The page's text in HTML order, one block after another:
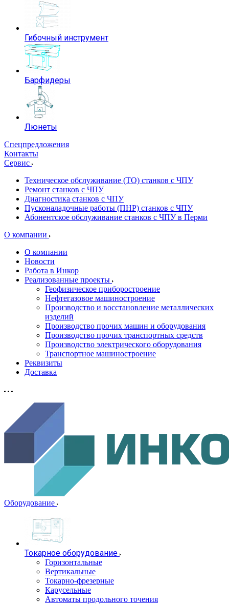
Гибочный инструмент
Барфидеры
Люнеты
Спецпредложения
Контакты
Сервис
Техническое обслуживание (ТО) станков с ЧПУ
Ремонт станков с ЧПУ
Диагностика станков с ЧПУ
Пусконаладочные работы (ПНР) станков с ЧПУ
Абонентское обслуживание станков с ЧПУ в Перми
О компании
О компании
Новости
Работа в Инкор
Реализованные проекты
Геофизическое приборостроение
Нефтегазовое машиностроение
Производство и восстановление металлических
изделий
Производство прочих машин и оборудования
Производство прочих транспортных средств
Производство электрического оборудования
Транспортное машиностроение
Реквизиты
Доставка
Оборудование
Токарное оборудование
Горизонтальные
Вертикальные
Токарно-фрезерные
Карусельные
Автоматы продольного точения